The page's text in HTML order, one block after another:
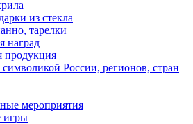
из стекла
тарелки
наград
продукция
России, регионов, стран
мероприятия
игры